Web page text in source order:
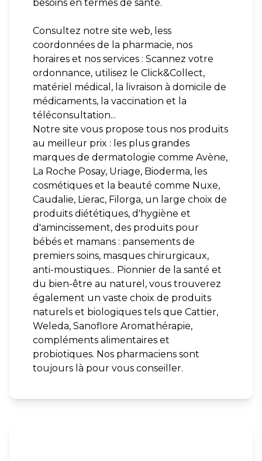
besoins en termes de santé.
Consultez notre site web, less
coordonnées de la pharmacie, nos
horaires et nos services : Scannez votre
ordonnance, utilisez le Click&Collect,
matériel médical, la livraison à domicile de
médicaments, la vaccination et la
téléconsultation...
Notre site vous propose tous nos produits
au meilleur prix : les plus grandes
marques de dermatologie comme Avène,
La Roche Posay, Uriage, Bioderma, les
cosmétiques et la beauté comme Nuxe,
Caudalie, Lierac, Filorga, un large choix de
produits diététiques, d'hygiène et
d'amincissement, des produits pour
bébés et mamans : pansements de
premiers soins, masques chirurgicaux,
anti-moustiques... Pionnier de la santé et
du bien-être au naturel, vous trouverez
également un vaste choix de produits
naturels et biologiques tels que Cattier,
Weleda, Sanoflore Aromathérapie,
compléments alimentaires et
probiotiques. Nos pharmaciens sont
toujours là pour vous conseiller.